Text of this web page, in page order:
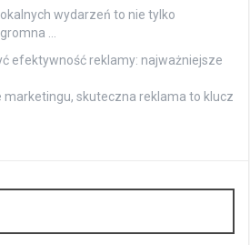
wydarzeń to nie tylko
…
efektywność reklamy: najważniejsze
marketingu, skuteczna reklama to klucz